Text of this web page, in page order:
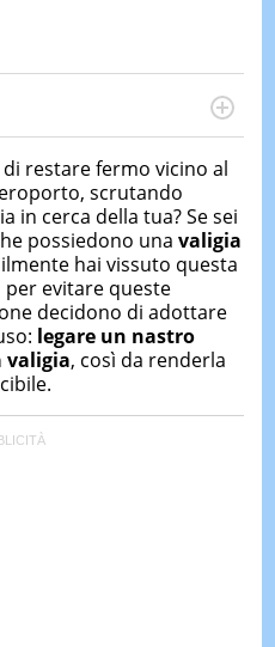
DI
in Marketing Management
di contenuti in ottica SEO e
marketing attraverso
di restarefermo vicino al
scrutando
in cerca della tua?Sesei
possiedono una valigia
hai vissuto questa
per evitare queste
decidono di adottare
legare un nastro
valigia, così da renderla